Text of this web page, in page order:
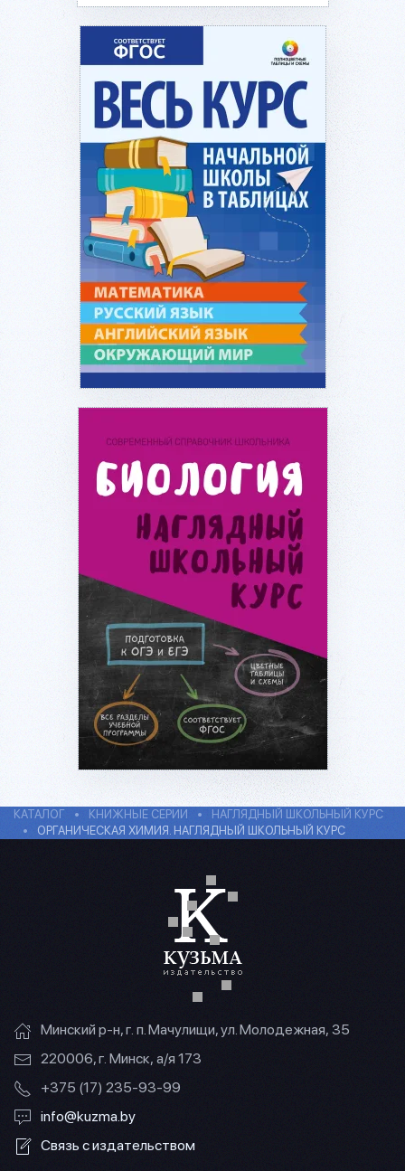
Подробнее...
Подробнее...
КАТАЛОГ КНИЖНЫЕ СЕРИИ
НАГЛЯДНЫЙ ШКОЛЬНЫЙ КУРС
ОРГАНИЧЕСКАЯ ХИМИЯ. НАГЛЯДНЫЙ ШКОЛЬНЫЙ КУРС
Минский р-н, г. п. Мачулищи, ул. Молодежная, 35
220006, г. Минск, а/я 173
+375 (17) 235-93-99
info@kuzma.by
Связь с издательством